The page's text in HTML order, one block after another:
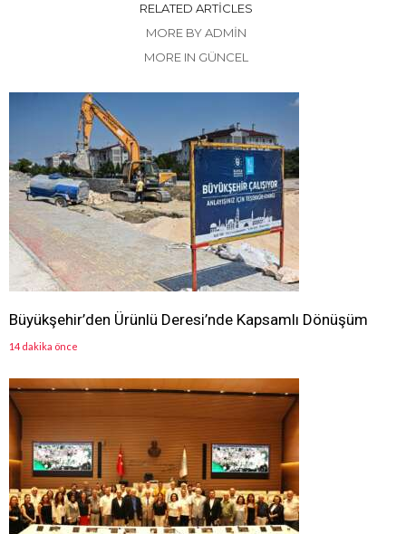
RELATED ARTICLES
MORE BY ADMIN
MORE IN GÜNCEL
Büyükşehir’den Ürünlü Deresi’nde Kapsamlı Dönüşüm
14 dakika önce